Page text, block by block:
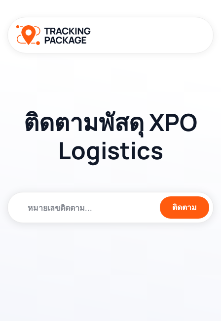
ติดตามพัสดุ XPO
Logistics
ติดตาม